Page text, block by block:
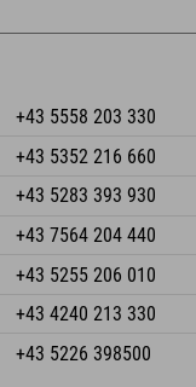
+43 5558 203 330
Adresse speichern
Buchen
+43 5352 216 660
Adresse speichern
Buchen
+43 5283 393 930
Adresse speichern
Buchen
+43 7564 204 440
Adresse speichern
Buchen
+43 5255 206 010
Adresse speichern
Buchen
+43 4240 213 330
Adresse speichern
+43 5226 398500